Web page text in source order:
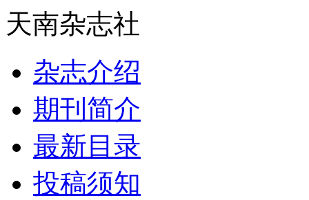
天南杂志社
杂志介绍
期刊简介
最新目录
投稿须知